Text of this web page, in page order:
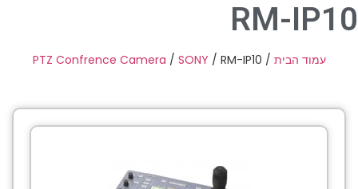
Frame Grabber
Industrial Camera
Professional Video Equipment
RM-IP10
עמוד הבית /
PTZ Confrence Camera / SONY / RM-IP10